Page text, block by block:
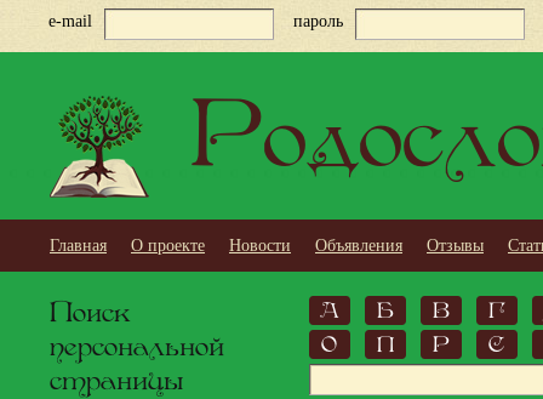
e-mail пароль
Главная О проекте Новости Объявления Отзывы
Поиск
персональной
страницы
А Б В
Г
О
П Р С